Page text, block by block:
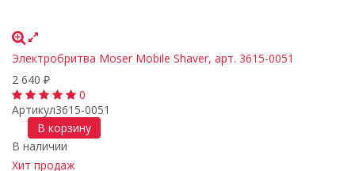
Электробритва Moser Mobile Shaver, арт. 3615-0051
2 640 ₽
0
Артикул3615-0051
В корзину
В наличии
Хит продаж